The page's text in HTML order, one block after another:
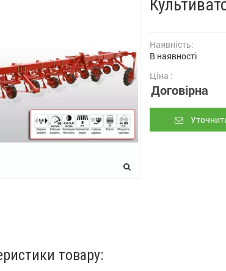
Наявність:
В наявності
Ціна :
Договірна
товару: